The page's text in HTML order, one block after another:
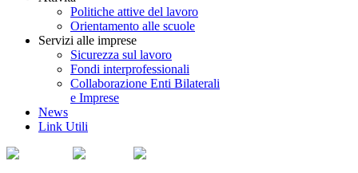
Politiche attive del lavoro
Orientamento alle scuole
Servizi alle imprese
Sicurezza sul lavoro
Fondi interprofessionali
Collaborazione Enti Bilaterali
e Imprese
News
Link Utili